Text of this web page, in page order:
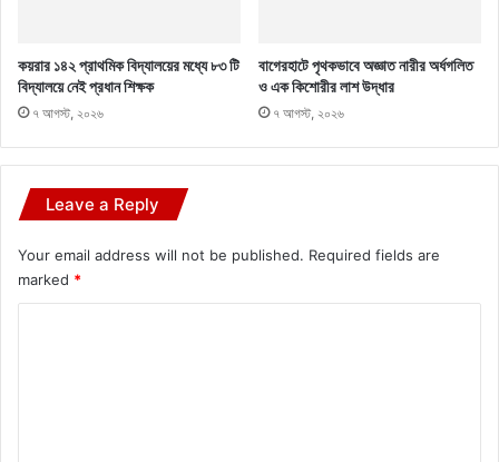
কয়রার ১৪২ প্রাথমিক বিদ্যালয়ের মধ্যে ৮৩ টি
বিদ্যালয়ে নেই প্রধান শিক্ষক
৭ আগস্ট, ২০২৬
বাগেরহাটে পৃথকভাবে অজ্ঞাত নারীর অর্ধগলিত
ও এক কিশোরীর লাশ উদ্ধার
৭ আগস্ট, ২০২৬
Leave a Reply
Your email address will not be published. Required fields are
marked *